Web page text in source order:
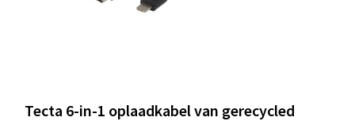
Tecta 6-in-1 oplaadkabel van gerecycled